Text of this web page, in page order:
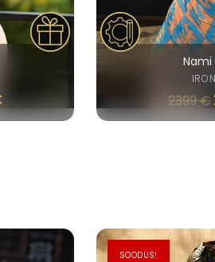
Nami
2399€
SOODUS!